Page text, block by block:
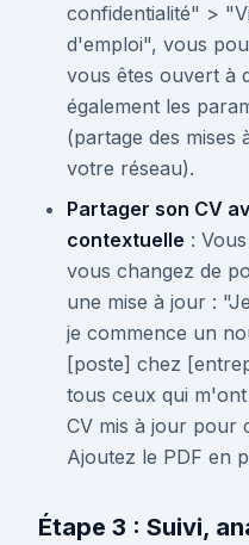
confidentialité" >
d'emploi", vous
vous êtes ouvert à
également les
(partage des mises
votre réseau).
Partager son CV
contextuelle :
vous changez de
une mise à jour :
je commence un
[poste] chez
tous ceux qui
CV mis à jour pour
Ajoutez le PDF en
Étape 3 : Suivi,